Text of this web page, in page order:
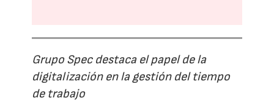
Grupo Spec destaca el papel de la
digitalización en la gestión del tiempo
de trabajo